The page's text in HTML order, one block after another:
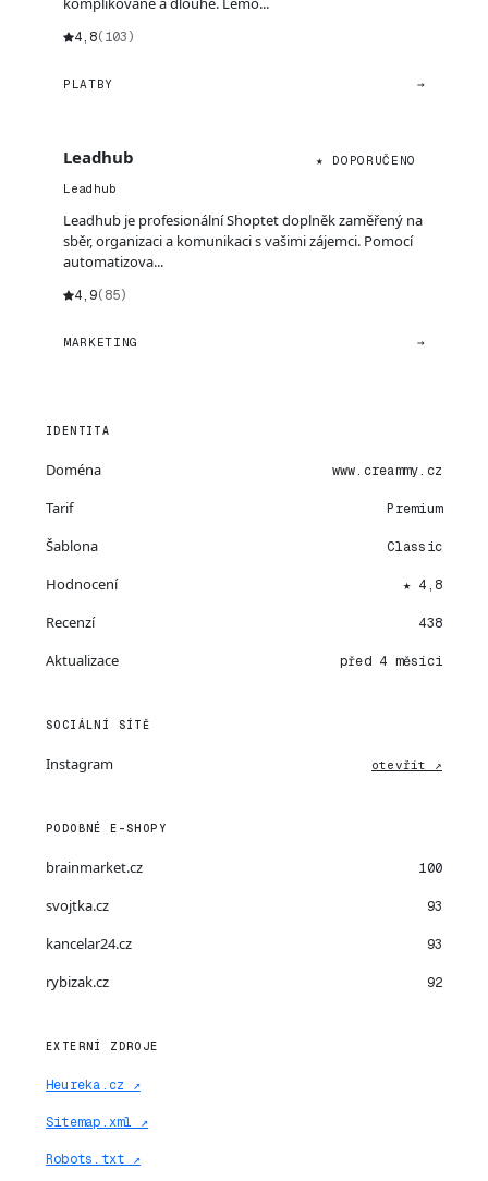
4,8(103)
PLATBY →
Leadhub
★ DOPORUČENO
Leadhub
Leadhub je profesionální Shoptet doplněk zaměřený na
sběr, organizaci a komunikaci s vašimi zájemci. Pomocí
automatizova...
4,9(85)
MARKETING →
IDENTITA
Doména www.creammy.cz
Tarif Premium
Šablona Classic
Hodnocení ★ 4,8
Recenzí 438
Aktualizace před 4 měsíci
SOCIÁLNÍ SÍTĚ
Instagram otevřít ↗
PODOBNÉ E-SHOPY
brainmarket.cz 100
svojtka.cz 93
kancelar24.cz 93
rybizak.cz 92
EXTERNÍ ZDROJE
Heureka.cz ↗
Sitemap.xml ↗
Robots.txt ↗